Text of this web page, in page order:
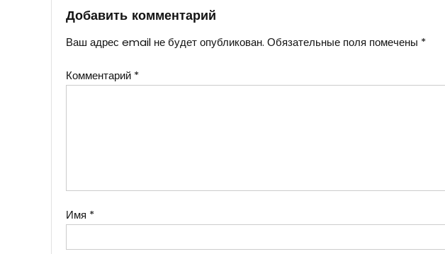
записям
Добавить комментарий
Ваш адрес email не будет опубликован. Обязательные поля помечены *
Комментарий *
Имя *